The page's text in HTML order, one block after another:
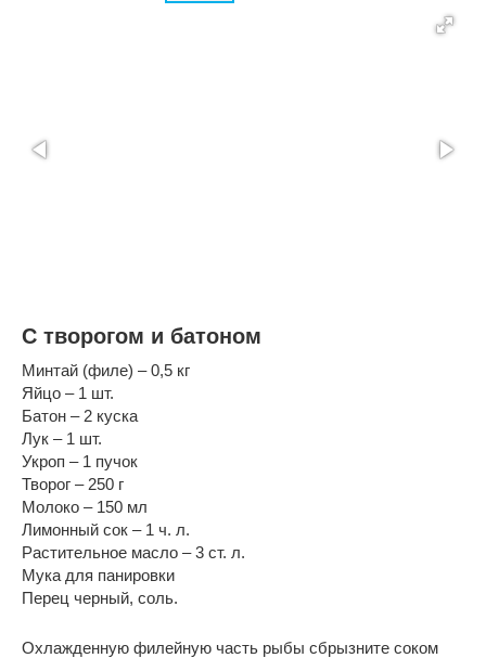
С творогом и батоном
Минтай (филе) – 0,5 кг
Яйцо – 1 шт.
Батон – 2 куска
Лук – 1 шт.
Укроп – 1 пучок
Творог – 250 г
Молоко – 150 мл
Лимонный сок – 1 ч. л.
Растительное масло – 3 ст. л.
Мука для панировки
Перец черный, соль.
Охлажденную филейную часть рыбы сбрызните соком